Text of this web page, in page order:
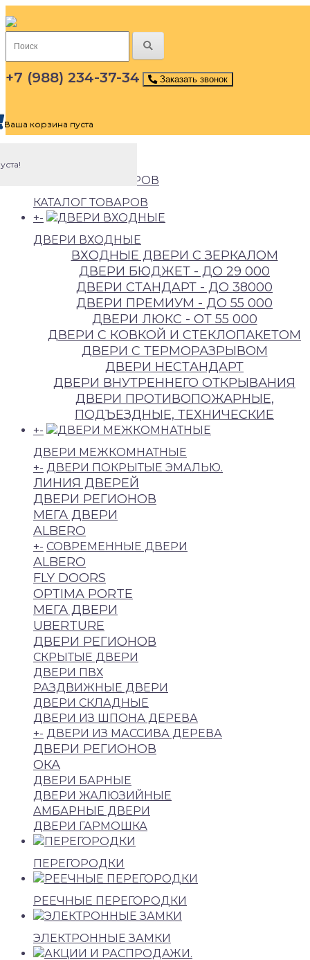
+7 (988) 234-37-34 Заказать звонок
Ваша корзина пуста
КАТАЛОГ ТОВАРОВ
+-
ДВЕРИ ВХОДНЫЕ
ВХОДНЫЕ ДВЕРИ С ЗЕРКАЛОМ
ДВЕРИ БЮДЖEТ - ДО 29 000
ДВЕРИ СТAНДAРТ - ДО 38000
ДВЕРИ ПРEМИУМ - ДО 55 000
ДВЕРИ ЛЮКС - ОТ 55 000
ДВЕРИ С КOВКОЙ И СТЕКЛОПАКЕТОМ
ДВЕРИ С ТЕРМОРАЗРЫВОМ
ДВЕРИ НECТAНДAРТ
ДВЕРИ ВНУТРЕННЕГО ОТКРЫВАНИЯ
ДВЕРИ ПРОТИВОПОЖАРНЫЕ,
ПОДЪЕЗДНЫЕ, ТЕХНИЧЕСКИЕ
+-
ДВЕРИ МЕЖКОМНАТНЫЕ
+- ДВЕРИ ПОКРЫТЫЕ ЭМАЛЬЮ.
ЛИНИЯ ДВЕРЕЙ
ДВЕРИ РЕГИОНОВ
МЕГА ДВЕРИ
ALBERO
+- СОВРЕМЕННЫЕ ДВЕРИ
ALBERO
FLY DOORS
OPTIMA PORTE
МЕГА ДВЕРИ
UBERTURE
ДВЕРИ РЕГИОНОВ
СКРЫТЫЕ ДВЕРИ
ДВЕРИ ПВХ
РАЗДВИЖНЫЕ ДВЕРИ
ДВЕРИ СКЛАДНЫЕ
ДВЕРИ ИЗ ШПОНА ДЕРЕВА
+- ДВЕРИ ИЗ МАССИВА ДЕРЕВА
ДВЕРИ РЕГИОНОВ
ОКА
ДВЕРИ БАРНЫЕ
ДВЕРИ ЖАЛЮЗИЙНЫЕ
АМБАРНЫЕ ДВЕРИ
ДВЕРИ ГАРМОШКА
ПЕРЕГОРОДКИ
РЕЕЧНЫЕ ПЕРЕГОРОДКИ
ЭЛЕКТРОННЫЕ ЗАМКИ